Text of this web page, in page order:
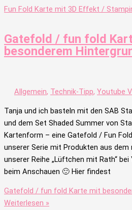
Fun Fold Karte mit 3D Effekt /
Gatefold / fun fold
besonderem
Allgemein, Technik-Tipp, Youtube
Tanja und ich basteln mit den SAB
und dem Set Shaded Summer von
Kartenform – eine Gatefold / Fun
unserer Serie mit Produkten aus dem
unserer Reihe „Lüftchen mit Rath“
beim Anschauen 🙂 Hier findest
Gatefold / fun fold Karte mit
Weiterlesen »